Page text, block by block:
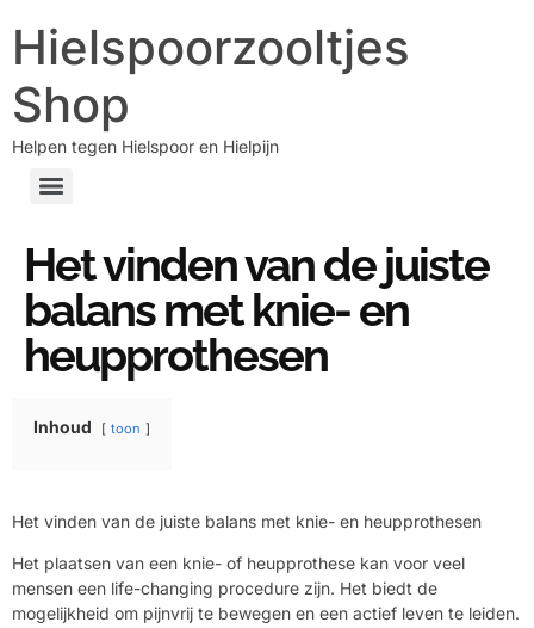
Hielspoorzooltjes
Shop
Helpen tegen Hielspoor en Hielpijn
Het vinden van de juiste
balans met knie- en
heupprothesen
Inhoud toon
Het vinden van de juiste balans met knie- en heupprothesen
Het plaatsen van een knie- of heupprothese kan voor veel
mensen een life-changing procedure zijn. Het biedt de
mogelijkheid om pijnvrij te bewegen en een actief leven te leiden.